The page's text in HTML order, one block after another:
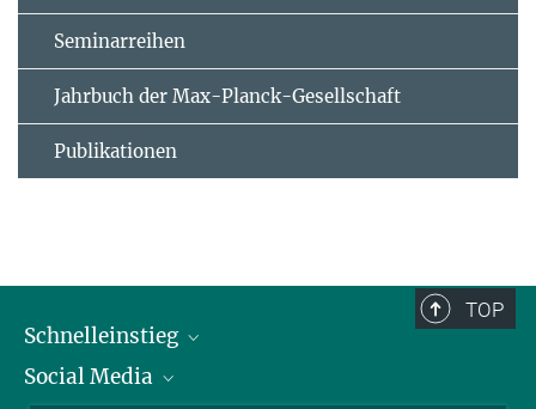
Seminarreihen
Jahrbuch der Max-Planck-Gesellschaft
Publikationen
TOP
Schnelleinstieg
Alumni
Social Media